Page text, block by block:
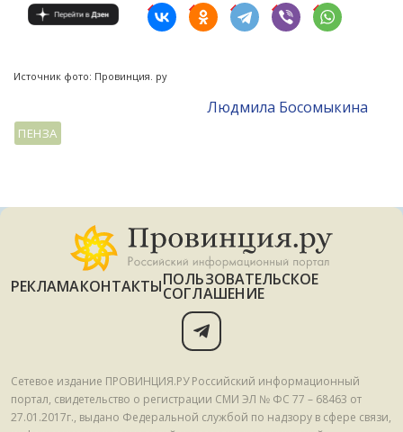
Источник фото: Провинция. ру
Людмила Босомыкина
ПЕНЗА
РЕКЛАМАКОНТАКТЫПОЛЬЗОВАТЕЛЬСКОЕ
СОГЛАШЕНИЕ
Сетевое издание ПРОВИНЦИЯ.РУ Российский информационный
портал, свидетельство о регистрации СМИ ЭЛ № ФС 77 – 68463 от
27.01.2017г., выдано Федеральной службой по надзору в сфере связи,